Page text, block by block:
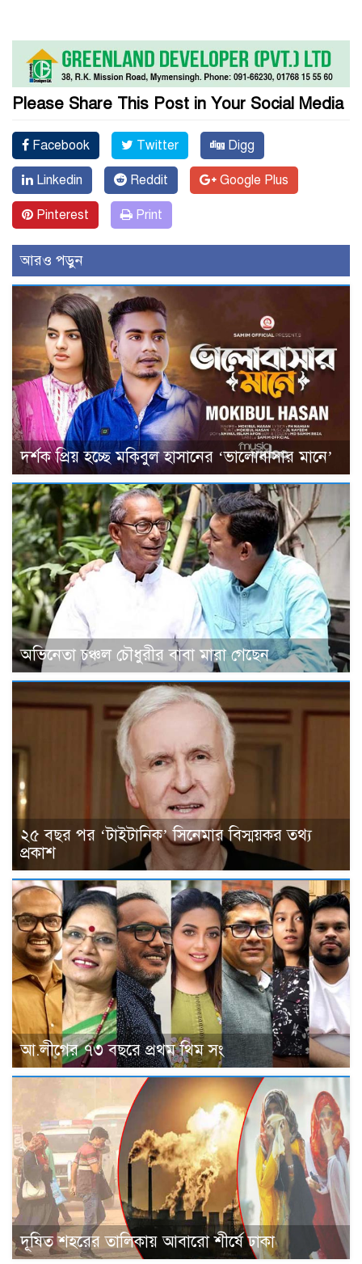
Please Share This Post in Your Social Media
Facebook Twitter Digg
Linkedin Reddit Google Plus
Pinterest Print
আরও পড়ুন
দর্শক প্রিয় হচ্ছে মকিবুল হাসানের ‘ভালোবাসার মানে’
অভিনেতা চঞ্চল চৌধুরীর বাবা মারা গেছেন
২৫ বছর পর ‘টাইটানিক’ সিনেমার বিস্ময়কর তথ্য
প্রকাশ
আ.লীগের ৭৩ বছরে প্রথম থিম সং
দূষিত শহরের তালিকায় আবারো শীর্ষে ঢাকা